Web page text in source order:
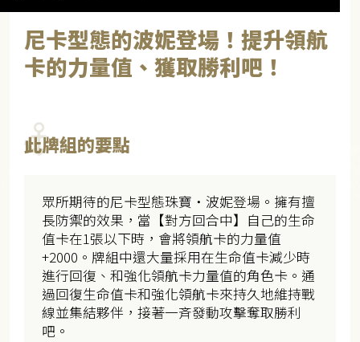
尼卡型態的波妮登場！提升領航
卡的力量值、獲取勝利吧！
此牌組的要點
眾所期待的尼卡型態珠寶・波妮登場。擁有擅
長防禦的效果，當【對方回合中】自己的生命
值卡在1張以下時，會將領航卡的力量值
+2000。牌組中還大量採用在生命值卡減少時
進行回復、和強化領航卡力量值的角色卡。通
過回復生命值卡和強化領航卡來持久地維持戰
線並集結夥伴，接著一斉發動攻擊奪取勝利
吧。